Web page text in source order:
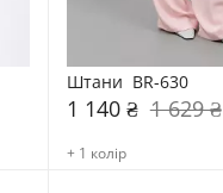
Штани  BR-630
1 140 ₴ 1 629 ₴
+ 1 колір